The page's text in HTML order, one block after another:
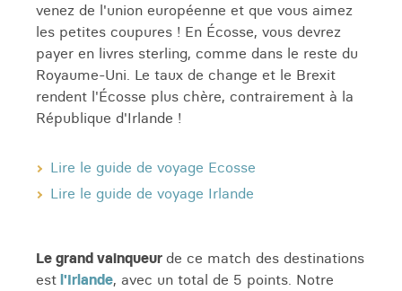
venez de l'union européenne et que vous aimez
les petites coupures ! En Écosse, vous devrez
payer en livres sterling, comme dans le reste du
Royaume-Uni. Le taux de change et le Brexit
rendent l'Écosse plus chère, contrairement à la
République d'Irlande !
Lire le guide de voyage Ecosse
Lire le guide de voyage Irlande
Le grand vainqueur de ce match des destinations
est l'Irlande, avec un total de 5 points. Notre